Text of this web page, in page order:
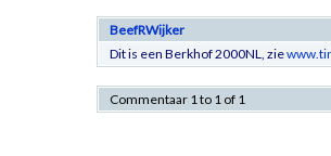
BeefRWijker
Dit is een Berkhof 2000NL, zie
Commentaar 1 to 1 of 1